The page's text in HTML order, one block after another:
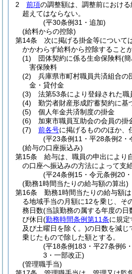
2
前項の調整額は、調整前におけ
超えてはならない。
(平30条例31・追加)
(給料からの控除)
第14条
次に掲げる掛金等について
かかわらず給料から控除すること
(1)
団体契約に係る生命保険料(
害保険料
(2)
兵庫県市町村職員共済組合の
金・貸付金
(3)
法第53条により登録された職
(4)
勤労者財産形成貯蓄契約に基
(5)
個人年金共済制度の掛金
(6)
加東市職員互助会の会員の掛
(7)
前各号に掲げるもののほか、
(平23条例11・平28条例2・
(給与の口座振込み)
第15条
給与は、職員の申出により
の口座へ振込みの方法によって支
(平24条例15・令元条例20
(勤務1時間当たりの給与額の算出)
第16条
勤務1時間当たりの給与額
る地域手当の月額に12を乗じ、そ
務日数(当該勤務の属する年度の日
び休日(勤務時間条例第11条に規定
及び土曜日を除く。)の日数を減じ
乗じたもので除した額とする。
(平18条例183・平27条例6
3・一部改正)
(管理職手当)